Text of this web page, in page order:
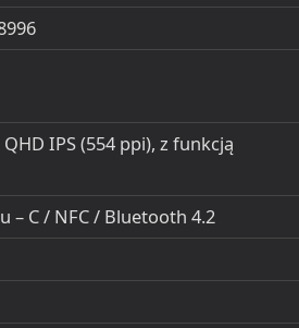
IPS (554 ppi), z funkcją
– C / NFC / Bluetooth 4.2